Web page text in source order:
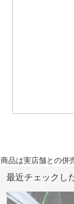
商品は実店舗との併
最近チェックし